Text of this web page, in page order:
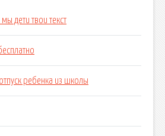
дети твои текст
ребенка из школы